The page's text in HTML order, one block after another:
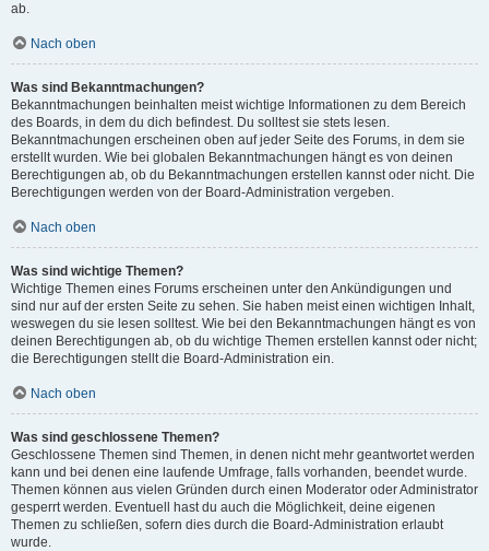
ab.
Nach oben
Was sind Bekanntmachungen?
Bekanntmachungen beinhalten meist wichtige Informationen zu dem Bereich
des Boards, in dem du dich befindest. Du solltest sie stets lesen.
Bekanntmachungen erscheinen oben auf jeder Seite des Forums, in dem sie
erstellt wurden. Wie bei globalen Bekanntmachungen hängt es von deinen
Berechtigungen ab, ob du Bekanntmachungen erstellen kannst oder nicht. Die
Berechtigungen werden von der Board-Administration vergeben.
Nach oben
Was sind wichtige Themen?
Wichtige Themen eines Forums erscheinen unter den Ankündigungen und
sind nur auf der ersten Seite zu sehen. Sie haben meist einen wichtigen Inhalt,
weswegen du sie lesen solltest. Wie bei den Bekanntmachungen hängt es von
deinen Berechtigungen ab, ob du wichtige Themen erstellen kannst oder nicht;
die Berechtigungen stellt die Board-Administration ein.
Nach oben
Was sind geschlossene Themen?
Geschlossene Themen sind Themen, in denen nicht mehr geantwortet werden
kann und bei denen eine laufende Umfrage, falls vorhanden, beendet wurde.
Themen können aus vielen Gründen durch einen Moderator oder Administrator
gesperrt werden. Eventuell hast du auch die Möglichkeit, deine eigenen
Themen zu schließen, sofern dies durch die Board-Administration erlaubt
wurde.